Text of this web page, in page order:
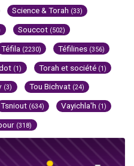
Science & Torah (33)
Souccot (502)
Téfila (2230) Téfilines (356)
(1) Torah et société (1)
(3) Tou Bichvat (24)
Tsniout (634) Vayichla'h (1)
(318)